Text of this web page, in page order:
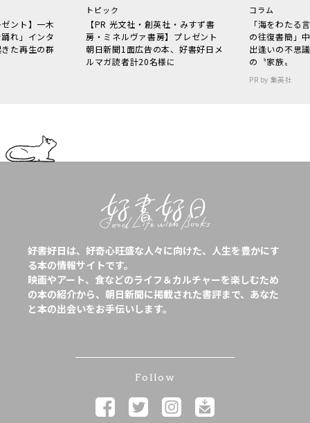
ント】一木
れ」インタ
た再生の群
トピック
【PR 光文社・創英社・みすず書
房・ミネルヴァ書房】プレゼント
朝日新聞1面広告の本、好書好日メ
ルマガ読者計20名様に
コラム
「海をわた
の往復書簡」
出逢いの不思
の〝家族〟
PR by 集英社
好書好日は、好奇心旺盛な人々に向けた、人生を豊かにす
る本の情報サイトです。
映画やアート、食などのライフ＆カルチャーを楽しむため
の本の紹介から、朝日新聞に掲載された書評まで、あなた
と本の出会いをお手伝いします。
Follow